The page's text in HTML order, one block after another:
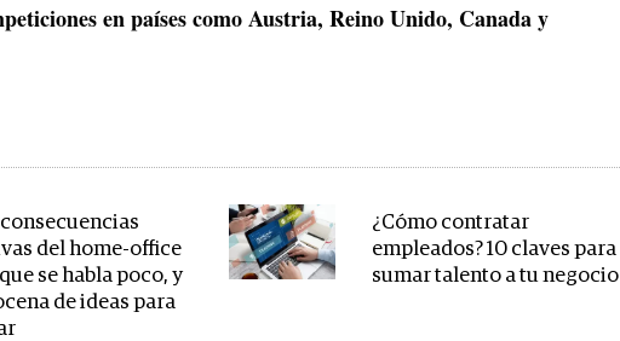
en países como Austria, Reino Unido, Canada y
del home-office
se habla poco, y
de ideas para
¿Cómo contratar
empleados? 10 claves para
sumar talento a tu negocio